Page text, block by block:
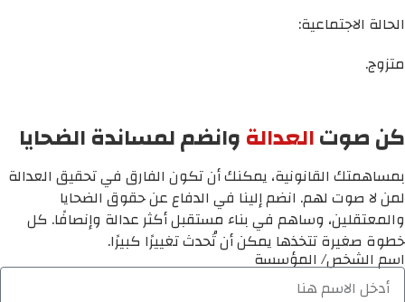
الحالة الاجتماعية:
متزوج.
كن صوتالعدالةوانضم لمساندة الضحايا
بمساهمتك القانونية، يمكنك أن تكون الفارق في تحقيق العدالة
لمن لا صوت لهم. انضم إلينا في الدفاع عن حقوق الضحايا
والمعتقلين، وساهم في بناء مستقبل أكثر عدالة وإنصافًا. كل
خطوة صغيرة تتخذها يمكن أن تُحدث تغييرًا كبيرًا.
اسم الشخص/ المؤسسة